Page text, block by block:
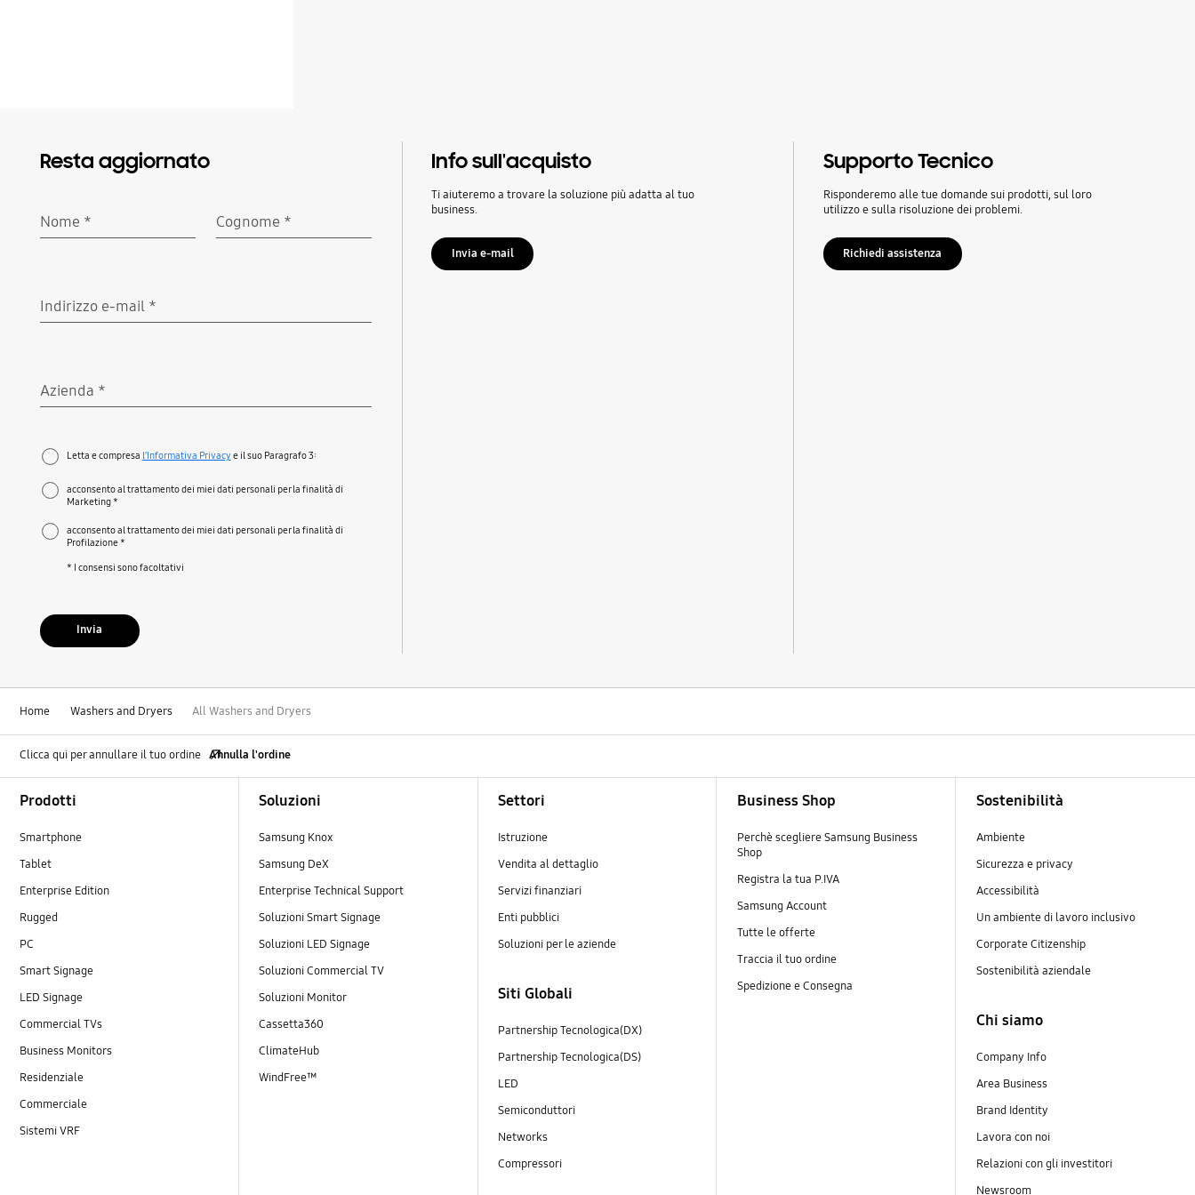
Resta aggiornato
Nome * Cognome *
Indirizzo e-mail *
Azienda *
Letta e compresa l’Informativa Privacy e il suo Paragrafo 3:
acconsento al trattamento dei miei dati personali per la finalità di
Marketing *
acconsento al trattamento dei miei dati personali per la finalità di
Profilazione *
* I consensi sono facoltativi
Invia
Info sull'acquisto
Ti aiuteremo a trovare la soluzione più adatta al tuo
business.
Invia e-mail
Supporto Tecnico
Risponderemo alle tue domande sui prodotti, sul loro
utilizzo e sulla risoluzione dei problemi.
Richiedi assistenza
Home Washers and Dryers All Washers and Dryers
Clicca qui per annullare il tuo ordine Annulla l'ordine
Prodotti
Smartphone
Tablet
Enterprise Edition
Rugged
PC
Smart Signage
LED Signage
Commercial TVs
Business Monitors
Residenziale
Commerciale
Sistemi VRF
Soluzioni
Samsung Knox
Samsung DeX
Enterprise Technical Support
Soluzioni Smart Signage
Soluzioni LED Signage
Soluzioni Commercial TV
Soluzioni Monitor
Cassetta360
ClimateHub
WindFree™
Settori
Istruzione
Vendita al dettaglio
Servizi finanziari
Enti pubblici
Soluzioni per le aziende
Siti Globali
Partnership Tecnologica(DX)
Partnership Tecnologica(DS)
LED
Semiconduttori
Networks
Compressori
Business Shop
Perchè scegliere Samsung Business
Shop
Registra la tua P.IVA
Samsung Account
Tutte le offerte
Traccia il tuo ordine
Spedizione e Consegna
Sostenibilità
Ambiente
Sicurezza e privacy
Accessibilità
Un ambiente di lavoro inclusivo
Corporate Citizenship
Sostenibilità aziendale
Chi siamo
Company Info
Area Business
Brand Identity
Lavora con noi
Relazioni con gli investitori
Newsroom